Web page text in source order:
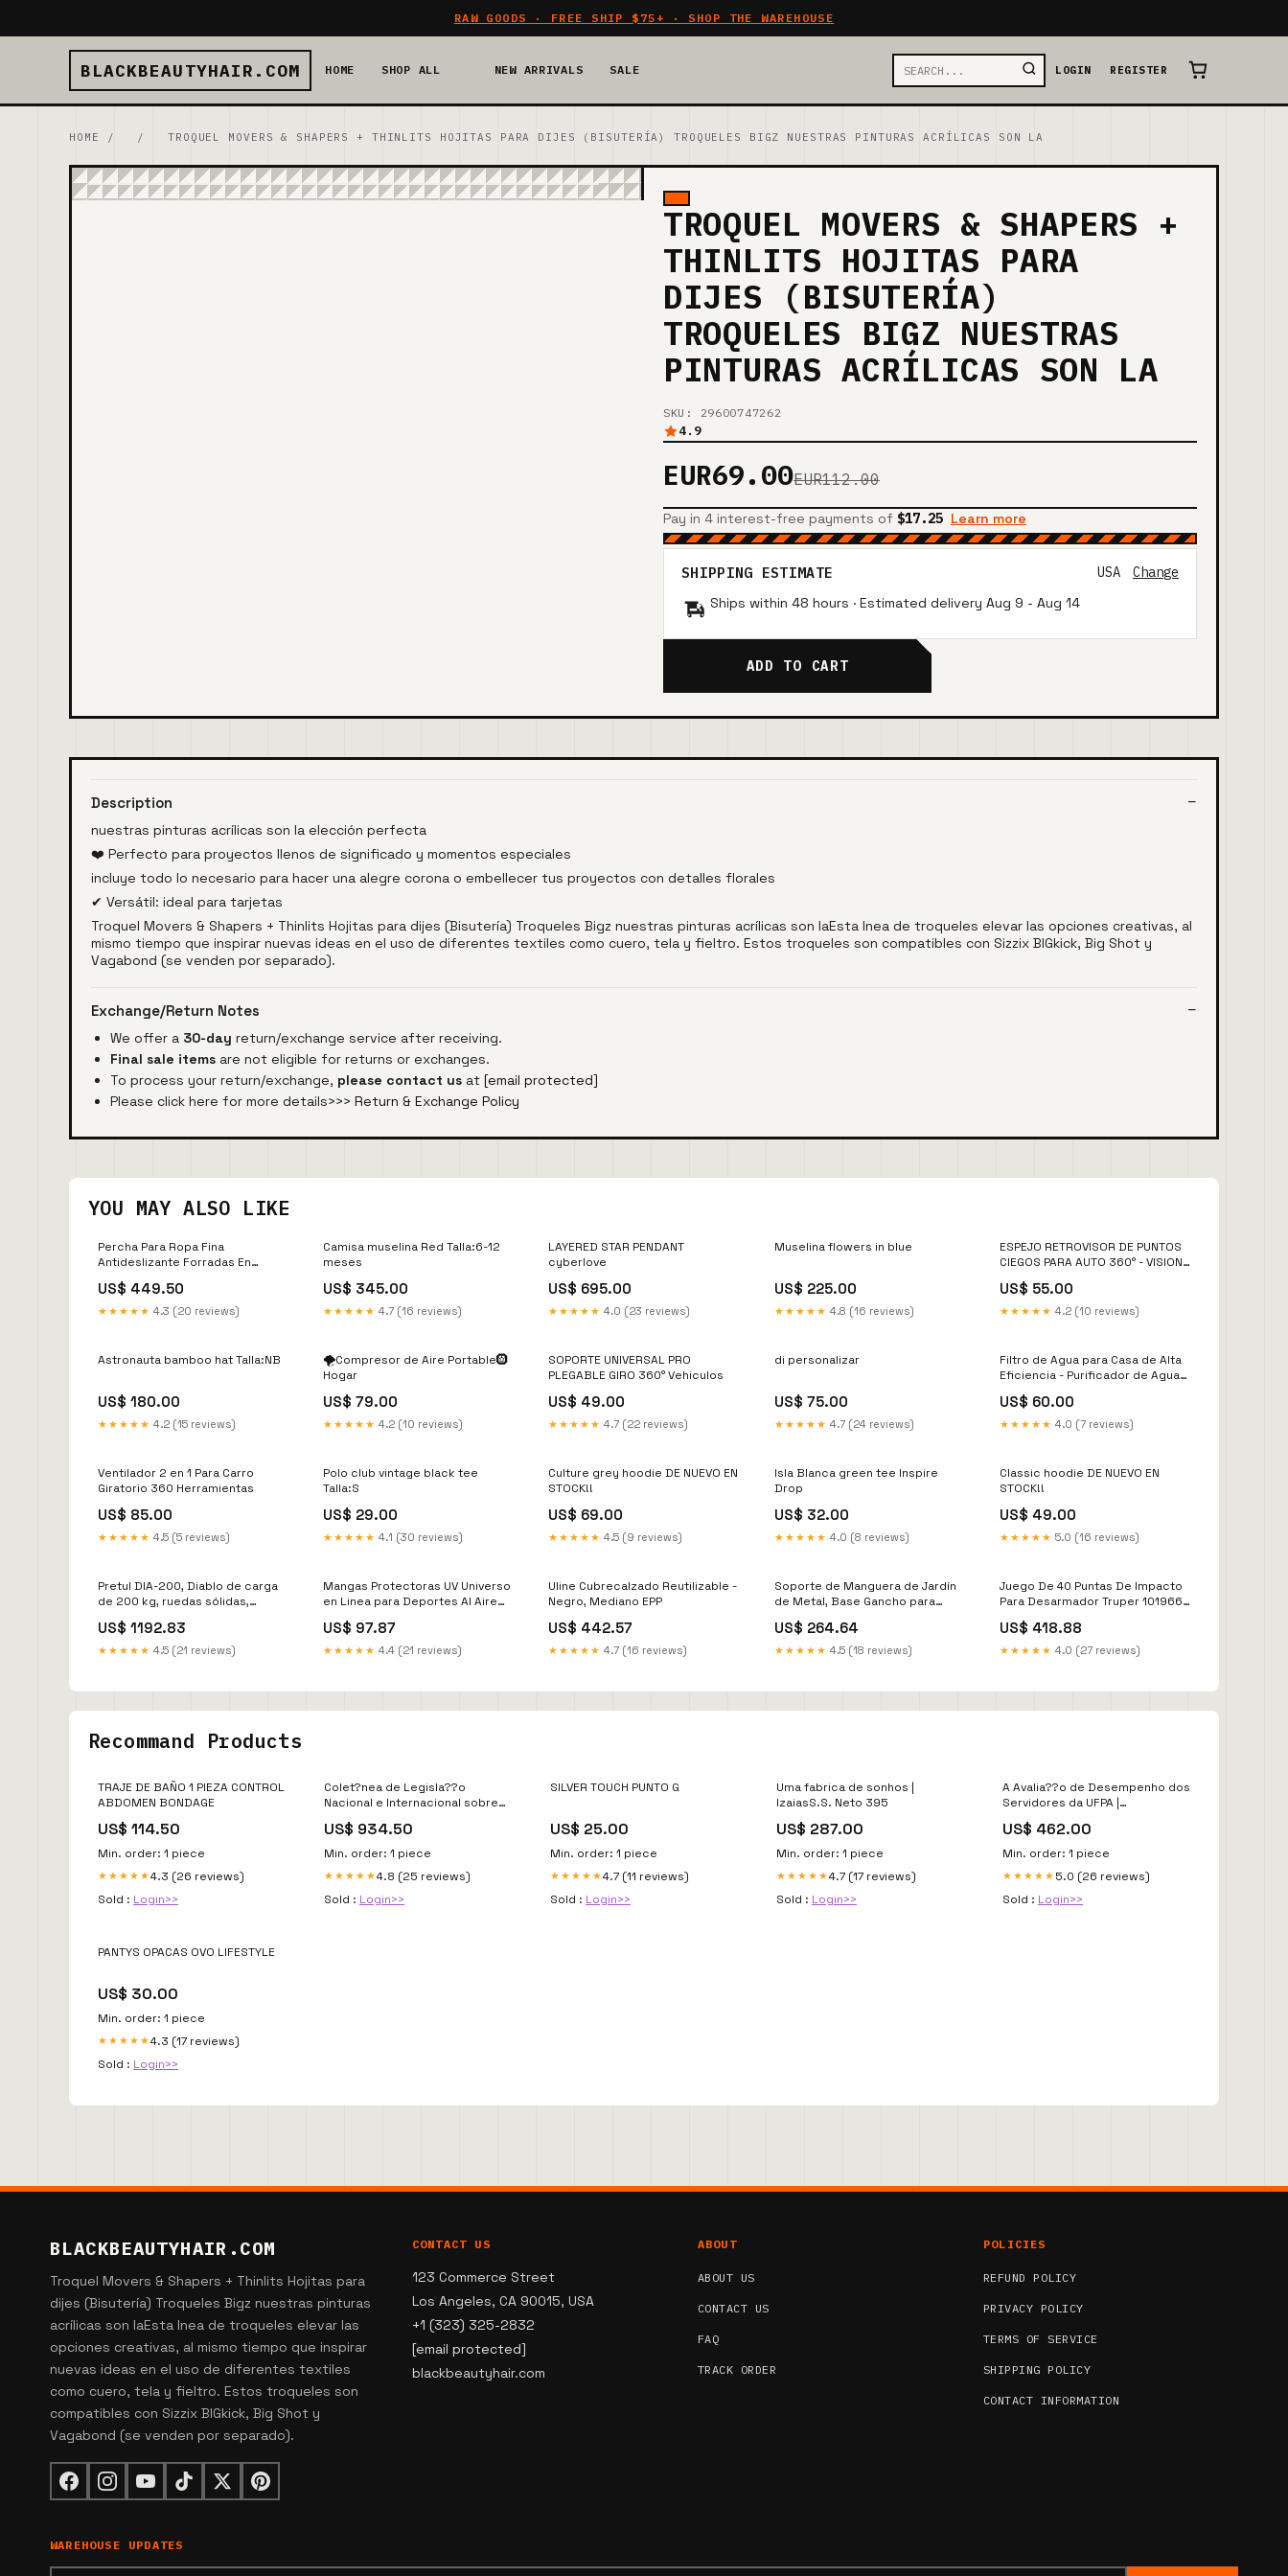
RAW GOODS · FREE SHIP $75+ · SHOP THE WAREHOUSE
BLACKBEAUTYHAIR.COM HOME SHOP ALL NEW ARRIVALS SALE LOGIN REGISTER
HOME / / TROQUEL MOVERS & SHAPERS + THINLITS HOJITAS PARA DIJES (BISUTERÍA) TROQUELES BIGZ NUESTRAS PINTURAS ACRÍLICAS SON LA
TROQUEL MOVERS & SHAPERS +
THINLITS HOJITAS PARA
DIJES (BISUTERÍA)
TROQUELES BIGZ NUESTRAS
PINTURAS ACRÍLICAS SON LA
SKU: 29600747262
4.9
EUR69.00EUR112.00
Pay in 4 interest-free payments of $17.25 Learn more
SHIPPING ESTIMATE USA
Change
Ships within 48 hours · Estimated delivery Aug 9 - Aug 14
ADD TO CART
Description
nuestras pinturas acrílicas son la elección perfecta
❤️ Perfecto para proyectos llenos de significado y momentos especiales
incluye todo lo necesario para hacer una alegre corona o embellecer tus proyectos con detalles florales
✔ Versátil: ideal para tarjetas
Troquel Movers & Shapers + Thinlits Hojitas para dijes (Bisutería) Troqueles Bigz nuestras pinturas acrílicas son laEsta lnea de troqueles elevar las opciones creativas, al
mismo tiempo que inspirar nuevas ideas en el uso de diferentes textiles como cuero, tela y fieltro. Estos troqueles son compatibles con Sizzix BIGkick, Big Shot y
Vagabond (se venden por separado).
Exchange/Return Notes
We offer a 30-day return/exchange service after receiving.
Final sale items are not eligible for returns or exchanges.
To process your return/exchange, please contact us at [email protected]
Please click here for more details>>> Return & Exchange Policy
YOU MAY ALSO LIKE
Percha Para Ropa Fina
Antideslizante Forradas En
US$ 449.50
★★★★★ 4.3 (20 reviews)
Camisa muselina Red Talla:6-12
meses
US$ 345.00
★★★★★ 4.7 (16 reviews)
LAYERED STAR PENDANT
cyberlove
US$ 695.00
★★★★★ 4.0 (23 reviews)
Muselina flowers in blue
US$ 225.00
★★★★★ 4.8 (16 reviews)
ESPEJO RETROVISOR DE PUNTOS
CIEGOS PARA AUTO 360° - VISION
US$ 55.00
★★★★★ 4.2 (10 reviews)
Astronauta bamboo hat Talla:NB
US$ 180.00
★★★★★ 4.2 (15 reviews)
🌪️Compresor de Aire Portable🛞
Hogar
US$ 79.00
★★★★★ 4.2 (10 reviews)
SOPORTE UNIVERSAL PRO
PLEGABLE GIRO 360° Vehiculos
US$ 49.00
★★★★★ 4.7 (22 reviews)
di personalizar
US$ 75.00
★★★★★ 4.7 (24 reviews)
Filtro de Agua para Casa de Alta
Eficiencia - Purificador de Agua
PROMOCIONES!:Oferta 🎁: 1 x
s/60
US$ 60.00
★★★★★ 4.0 (7 reviews)
Ventilador 2 en 1 Para Carro
Giratorio 360 Herramientas
US$ 85.00
★★★★★ 4.5 (5 reviews)
Polo club vintage black tee
Talla:S
US$ 29.00
★★★★★ 4.1 (30 reviews)
Culture grey hoodie DE NUEVO EN
STOCK!!
US$ 69.00
★★★★★ 4.5 (9 reviews)
Isla Blanca green tee Inspire
Drop
US$ 32.00
★★★★★ 4.0 (8 reviews)
Classic hoodie DE NUEVO EN
STOCK!!
US$ 49.00
★★★★★ 5.0 (16 reviews)
Pretul DIA-200, Diablo de carga
de 200 kg, ruedas sólidas,
US$ 1192.83
★★★★★ 4.5 (21 reviews)
Mangas Protectoras UV Universo
en Linea para Deportes Al Aire
US$ 97.87
★★★★★ 4.4 (21 reviews)
Uline Cubrecalzado Reutilizable -
Negro, Mediano EPP
US$ 442.57
★★★★★ 4.7 (16 reviews)
Soporte de Manguera de Jardín
de Metal, Base Gancho para
Manguera Resistente Montado
en la Pared para Patio Exterior
US$ 264.64
★★★★★ 4.5 (18 reviews)
Juego De 40 Puntas De Impacto
Para Desarmador Truper 101966
US$ 418.88
★★★★★ 4.0 (27 reviews)
Recommand Products
TRAJE DE BAÑO 1 PIEZA CONTROL
ABDOMEN BONDAGE
US$ 114.50
Min. order: 1 piece
★★★★★4.3 (26 reviews)
Sold : Login>>
Colet?nea de Legisla??o
Nacional e Internacional sobre
Tradicionais |
MariaCristinaVidotteBlanco
US$ 934.50
Min. order: 1 piece
★★★★★4.8 (25 reviews)
Sold : Login>>
SILVER TOUCH PUNTO G
US$ 25.00
Min. order: 1 piece
★★★★★4.7 (11 reviews)
Sold : Login>>
Uma fabrica de sonhos |
IzaiasS.S. Neto 395
US$ 287.00
Min. order: 1 piece
★★★★★4.7 (17 reviews)
Sold : Login>>
A Avalia??o de Desempenho dos
Servidores da UFPA |
319
US$ 462.00
Min. order: 1 piece
★★★★★ 5.0 (26 reviews)
Sold : Login>>
PANTYS OPACAS OVO LIFESTYLE
US$ 30.00
Min. order: 1 piece
★★★★★4.3 (17 reviews)
Sold : Login>>
BLACKBEAUTYHAIR.COM
Troquel Movers & Shapers + Thinlits Hojitas para
dijes (Bisutería) Troqueles Bigz nuestras pinturas
acrílicas son laEsta lnea de troqueles elevar las
opciones creativas, al mismo tiempo que inspirar
nuevas ideas en el uso de diferentes textiles
como cuero, tela y fieltro. Estos troqueles son
compatibles con Sizzix BIGkick, Big Shot y
Vagabond (se venden por separado).
CONTACT US
123 Commerce Street
Los Angeles, CA 90015, USA
+1 (323) 325-2832
[email protected]
blackbeautyhair.com
ABOUT
ABOUT US
CONTACT US
FAQ
TRACK ORDER
POLICIES
REFUND POLICY
PRIVACY POLICY
TERMS OF SERVICE
SHIPPING POLICY
CONTACT INFORMATION
WAREHOUSE UPDATES